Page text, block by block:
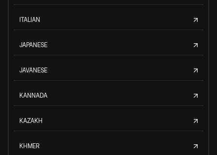
ITALIAN
JAPANESE
JAVANESE
KANNADA
KAZAKH
KHMER